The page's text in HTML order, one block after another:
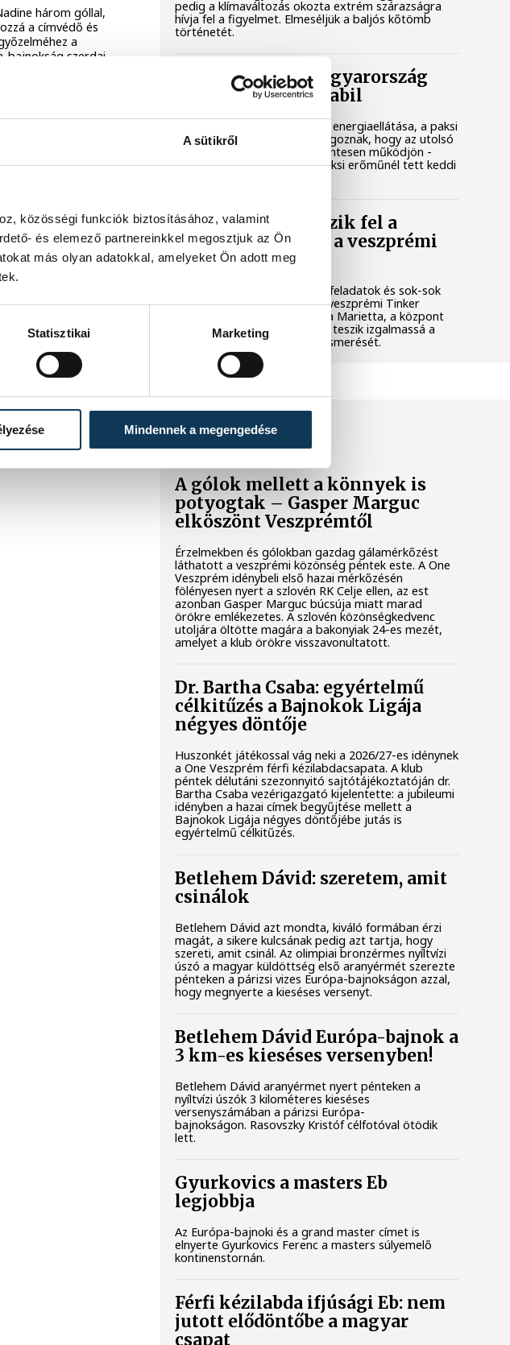
A sütikről
közösségi funkciók biztosításához, valamint
és elemező partnereinkkel megosztjuk az Ön
más olyan adatokkal, amelyeket Ön adott meg
Statisztikai Marketing
Mindennek a megengedése
három góllal,
a címvédő és
a
bajnokság szerdai
és Szemerey Zsófia
jutott
pedig a klímaváltozás okozta extrém szárazságra
hívja fel a figyelmet. Elmeséljük a baljós kőtömb
történetét.
Magyar Péter: Magyarország
energiaellátása stabil
Jelenleg stabil Magyarország energiaellátása, a paksi
erőmű munkatársai azon dolgoznak, hogy az utolsó
még termelő turbina hibamentesen működjön -
közölte a miniszterelnök a paksi erőműnél tett keddi
Játék közben fedezik fel a
tudomány világát a veszprémi
gyerekek
Látványos kísérletek, kreatív feladatok és sok-sok
élmény várja a gyerekeket a veszprémi Tinker
Labsben. Videónkban Balassa Marietta, a központ
vezetője mutatja be, hogyan teszik izgalmassá a
természettudományok megismerését.
A gólok mellett a könnyek is
potyogtak – Gasper Marguc
elköszönt Veszprémtől
Érzelmekben és gólokban gazdag gálamérkőzést
láthatott a veszprémi közönség péntek este. A One
Veszprém idénybeli első hazai mérkőzésén
fölényesen nyert a szlovén RK Celje ellen, az est
azonban Gasper Marguc búcsúja miatt marad
örökre emlékezetes. A szlovén közönségkedvenc
utoljára öltötte magára a bakonyiak 24-es mezét,
amelyet a klub örökre visszavonultatott.
Dr. Bartha Csaba: egyértelmű
célkitűzés a Bajnokok Ligája
négyes döntője
Huszonkét játékossal vág neki a 2026/27-es idénynek
a One Veszprém férfi kézilabdacsapata. A klub
péntek délutáni szezonnyitó sajtótájékoztatóján dr.
Bartha Csaba vezérigazgató kijelentette: a jubileumi
idényben a hazai címek begyűjtése mellett a
Bajnokok Ligája négyes döntőjébe jutás is
egyértelmű célkitűzés.
Betlehem Dávid: szeretem, amit
csinálok
Betlehem Dávid azt mondta, kiváló formában érzi
magát, a sikere kulcsának pedig azt tartja, hogy
szereti, amit csinál. Az olimpiai bronzérmes nyíltvízi
úszó a magyar küldöttség első aranyérmét szerezte
pénteken a párizsi vizes Európa-bajnokságon azzal,
hogy megnyerte a kieséses versenyt.
Betlehem Dávid Európa-bajnok a
3 km-es kieséses versenyben!
Betlehem Dávid aranyérmet nyert pénteken a
nyíltvízi úszók 3 kilométeres kieséses
versenyszámában a párizsi Európa-
bajnokságon. Rasovszky Kristóf célfotóval ötödik
lett.
Gyurkovics a masters Eb
legjobbja
Az Európa-bajnoki és a grand master címet is
elnyerte Gyurkovics Ferenc a masters súlyemelő
kontinenstornán.
Férfi kézilabda ifjúsági Eb: nem
jutott elődöntőbe a magyar
csapat